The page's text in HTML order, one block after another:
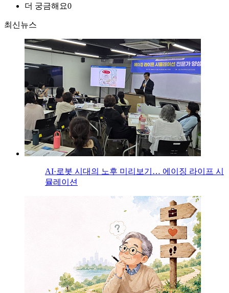
더 궁금해요0
최신뉴스
AI·로봇 시대의 노후 미리보기… 에이징 라이프 시
뮬레이션